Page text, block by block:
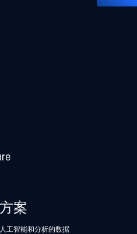
案
工智能和分析的数据